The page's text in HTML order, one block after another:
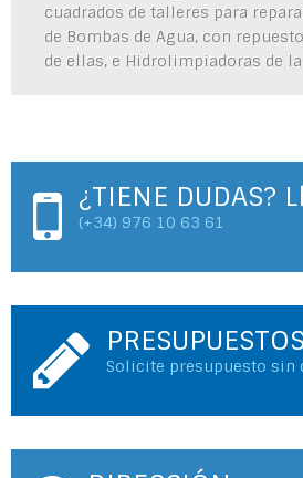
cuadrados de talleres para
de Bombas de Agua, con
de ellas, e Hidrolimpiadoras de
¿TIENE DUDAS?
(+34) 976 10 63 61
PRESUPUESTOS
Solicite presupuesto sin